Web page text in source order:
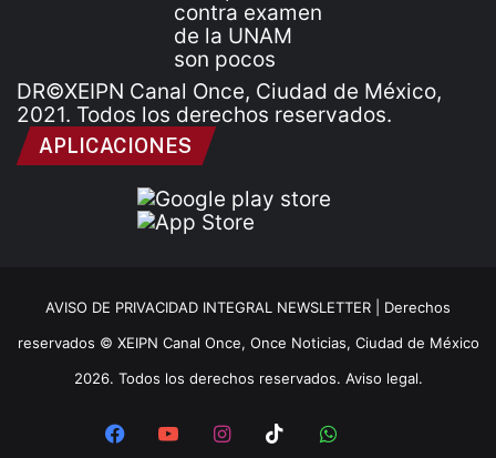
DR©XEIPN Canal Once, Ciudad de México,
2021. Todos los derechos reservados.
APLICACIONES
AVISO DE PRIVACIDAD INTEGRAL NEWSLETTER | Derechos
reservados © XEIPN Canal Once, Once Noticias, Ciudad de México
2026. Todos los derechos reservados. Aviso legal.
FacebookYouTubeInstagram
TikTokWhatsApp